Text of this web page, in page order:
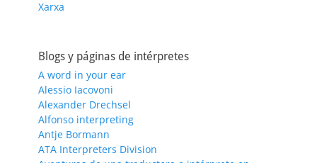
Xarxa
Blogs y páginas de intérpretes
A word in your ear
Alessio Iacovoni
Alexander Drechsel
Alfonso interpreting
Antje Bormann
ATA Interpreters Division